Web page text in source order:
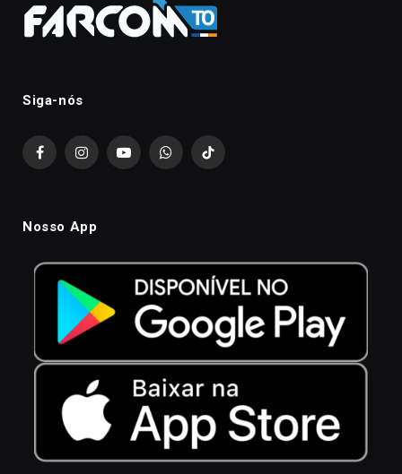
Siga-nós
FacebookInstagramYouTubeWhatsAppTikTok
Nosso App